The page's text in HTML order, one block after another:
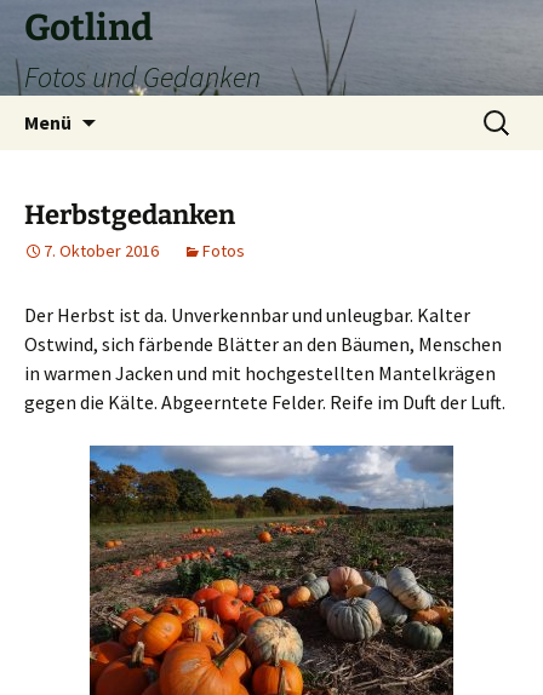
Zum
Inhalt
springen
Gotlind
Fotos und Gedanken
Menü
Suchen
nach:
Herbstgedanken
7. Oktober 2016 Fotos
Der Herbst ist da. Unverkennbar und unleugbar. Kalter
Ostwind, sich färbende Blätter an den Bäumen, Menschen
in warmen Jacken und mit hochgestellten Mantelkrägen
gegen die Kälte. Abgeerntete Felder. Reife im Duft der Luft.